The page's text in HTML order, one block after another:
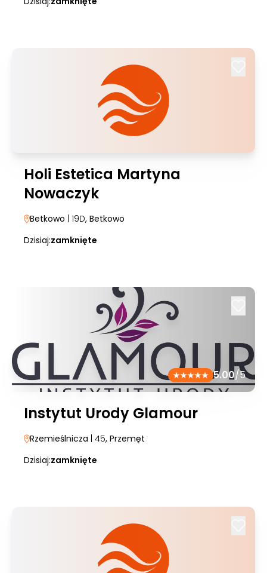
Holi Estetica Martyna
Nowaczyk
Betkowo | 19D, Betkowo
Dzisiaj:zamknięte
5.00/5
Instytut Urody Glamour
Rzemieślnicza | 45, Przemęt
Dzisiaj:zamknięte